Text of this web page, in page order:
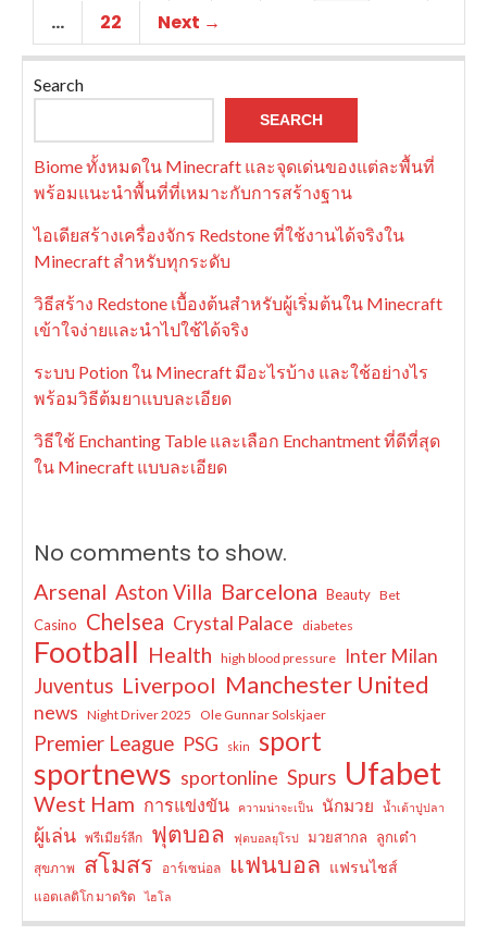
…
22 Next →
Search
SEARCH
Biome ทั้งหมดใน Minecraft และจุดเด่นของแต่ละพื้นที่
พร้อมแนะนำพื้นที่ที่เหมาะกับการสร้างฐาน
ไอเดียสร้างเครื่องจักร Redstone ที่ใช้งานได้จริงใน
Minecraft สำหรับทุกระดับ
วิธีสร้าง Redstone เบื้องต้นสำหรับผู้เริ่มต้นใน Minecraft
เข้าใจง่ายและนำไปใช้ได้จริง
ระบบ Potion ใน Minecraft มีอะไรบ้าง และใช้อย่างไร
พร้อมวิธีต้มยาแบบละเอียด
วิธีใช้ Enchanting Table และเลือก Enchantment ที่ดีที่สุด
ใน Minecraft แบบละเอียด
No comments to show.
Arsenal Aston Villa Barcelona Beauty Bet
Casino Chelsea Crystal Palace diabetes
Football Health high blood pressure Inter Milan
Juventus Liverpool Manchester United
news Night Driver 2025 Ole Gunnar Solskjaer
Premier League PSG skin sport
sportnews sportonline Spurs Ufabet
West Ham การแข่งขัน ความน่าจะเป็น นักมวย น้ำเต้าปูปลา
ผู้เล่น พรีเมียร์ลีก ฟุตบอล ฟุตบอลยุโรป มวยสากล ลูกเต๋า
สุขภาพ สโมสร อาร์เซน่อล แฟนบอล แฟรนไชส์
แอตเลติโก มาดริด ไฮโล